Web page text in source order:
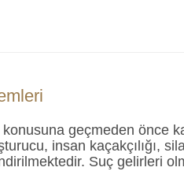
geçmeden önce
insan kaçakçılığı,
Suç gelirleri